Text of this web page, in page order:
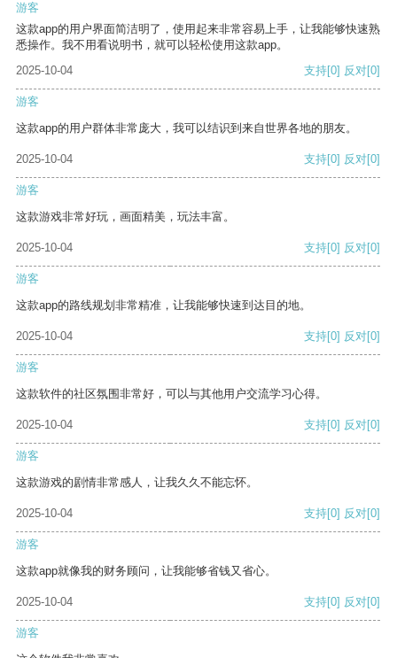
游客
这款app的用户界面简洁明了，使用起来非常容易上手，让我能够快速熟
悉操作。我不用看说明书，就可以轻松使用这款app。
2025-10-04
支持[0] 反对[0]
游客
这款app的用户群体非常庞大，我可以结识到来自世界各地的朋友。
2025-10-04 支持[0] 反对[0]
游客
这款游戏非常好玩，画面精美，玩法丰富。
2025-10-04 支持[0] 反对[0]
游客
这款app的路线规划非常精准，让我能够快速到达目的地。
2025-10-04 支持[0] 反对[0]
游客
这款软件的社区氛围非常好，可以与其他用户交流学习心得。
2025-10-04 支持[0] 反对[0]
游客
这款游戏的剧情非常感人，让我久久不能忘怀。
2025-10-04 支持[0] 反对[0]
游客
这款app就像我的财务顾问，让我能够省钱又省心。
2025-10-04 支持[0] 反对[0]
游客